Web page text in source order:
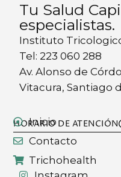
Tu Salud
especialistas.
Instituto
Tel: 223 060 288
Av. Alonso de
Vitacura, Santiago
HORARIO DE ATENCIÓN
Inicio
Contacto
Trichohealth